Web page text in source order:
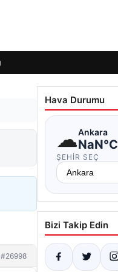
#26998
Hava Durumu
☁Ankara
NaN°C
ŞEHIR SEÇ
Bizi Takip Edin